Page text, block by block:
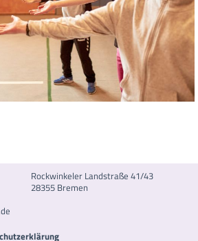
Rockwinkeler Landstraße 41/43
28355 Bremen